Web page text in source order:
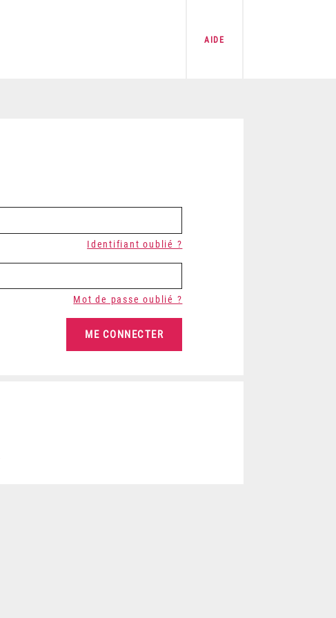
AIDE
Identifiant oublié ?
Mot de passe oublié ?